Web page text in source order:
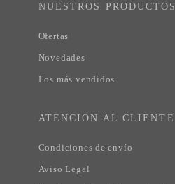
NUESTROS PRODUCTOS
Ofertas
Novedades
Los más vendidos
ATENCION AL CLIENTE
Condiciones de envío
Aviso Legal